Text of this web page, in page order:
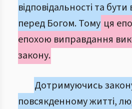
відповідальності та
перед Богом. Тому ця
епохою виправдання
закону.
Дотримуючись
повсякденному житті,